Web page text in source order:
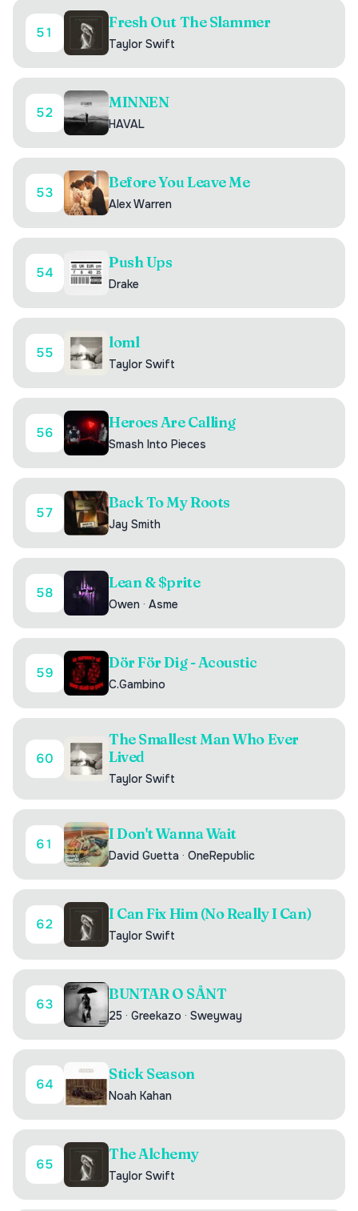
51
Fresh Out The Slammer
Taylor Swift
52
MINNEN
HAVAL
53
Before You Leave Me
Alex Warren
54
Push Ups
Drake
55
loml
Taylor Swift
56
Heroes Are Calling
Smash Into Pieces
57
Back To My Roots
Jay Smith
58
Lean & $prite
Owen · Asme
59
Dör För Dig - Acoustic
C.Gambino
60
The Smallest Man Who Ever
Lived
Taylor Swift
61
I Don't Wanna Wait
David Guetta · OneRepublic
62
I Can Fix Him (No Really I Can)
Taylor Swift
63
BUNTAR O SÅNT
25 · Greekazo · Sweyway
64
Stick Season
Noah Kahan
65
The Alchemy
Taylor Swift